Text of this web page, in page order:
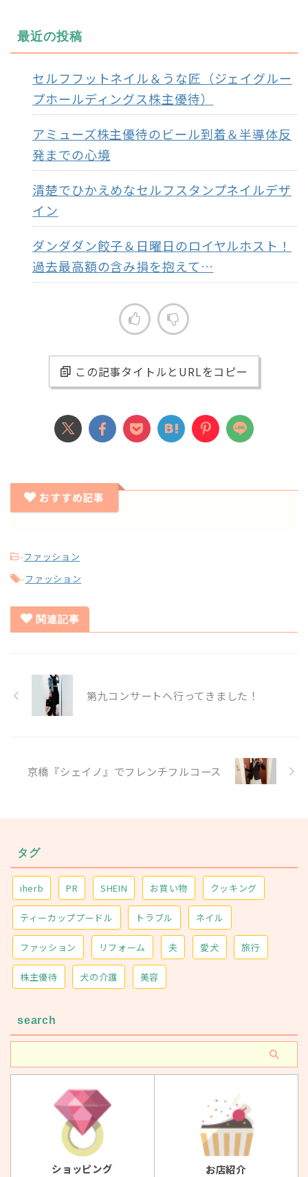
最近の投稿
セルフフットネイル＆うな匠（ジェイグルー
プホールディングス株主優待）
アミューズ株主優待のビール到着＆半導体反
発までの心境
清楚でひかえめなセルフスタンプネイルデザ
イン
ダンダダン餃子＆日曜日のロイヤルホスト！
過去最高額の含み損を抱えて…
この記事タイトルとURLをコピー
おすすめ記事
-ファッション
-ファッション
関連記事
第九コンサートへ行ってきました！
京橋『シェイノ』でフレンチフルコース
タグ
iherb PR SHEIN お買い物 クッキング
ティーカッププードル トラブル ネイル
ファッション リフォーム 夫 愛犬 旅行
株主優待 犬の介護 美容
search
ショッピング お店紹介